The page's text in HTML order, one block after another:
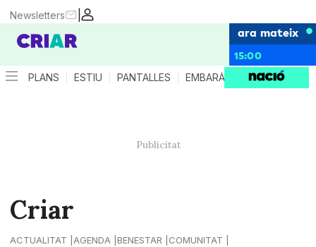
|
Newsletters
ara mateix
15:00
PLANS ESTIU PANTALLES EMBARÀS CRIANÇA
Criar
ACTUALITAT AGENDA BENESTAR
COMUNITAT